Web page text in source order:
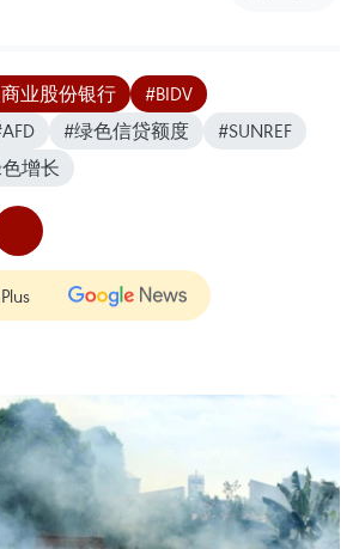
业股份银行
#BIDV
#绿色信贷额度
#SUNREF
增长